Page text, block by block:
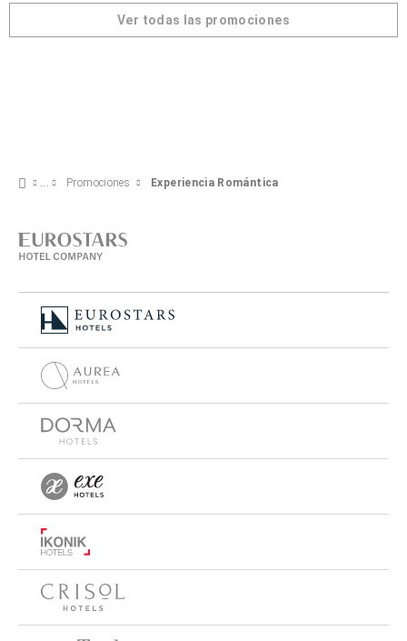
Ver todas las promociones
Promociones Experiencia Romántica